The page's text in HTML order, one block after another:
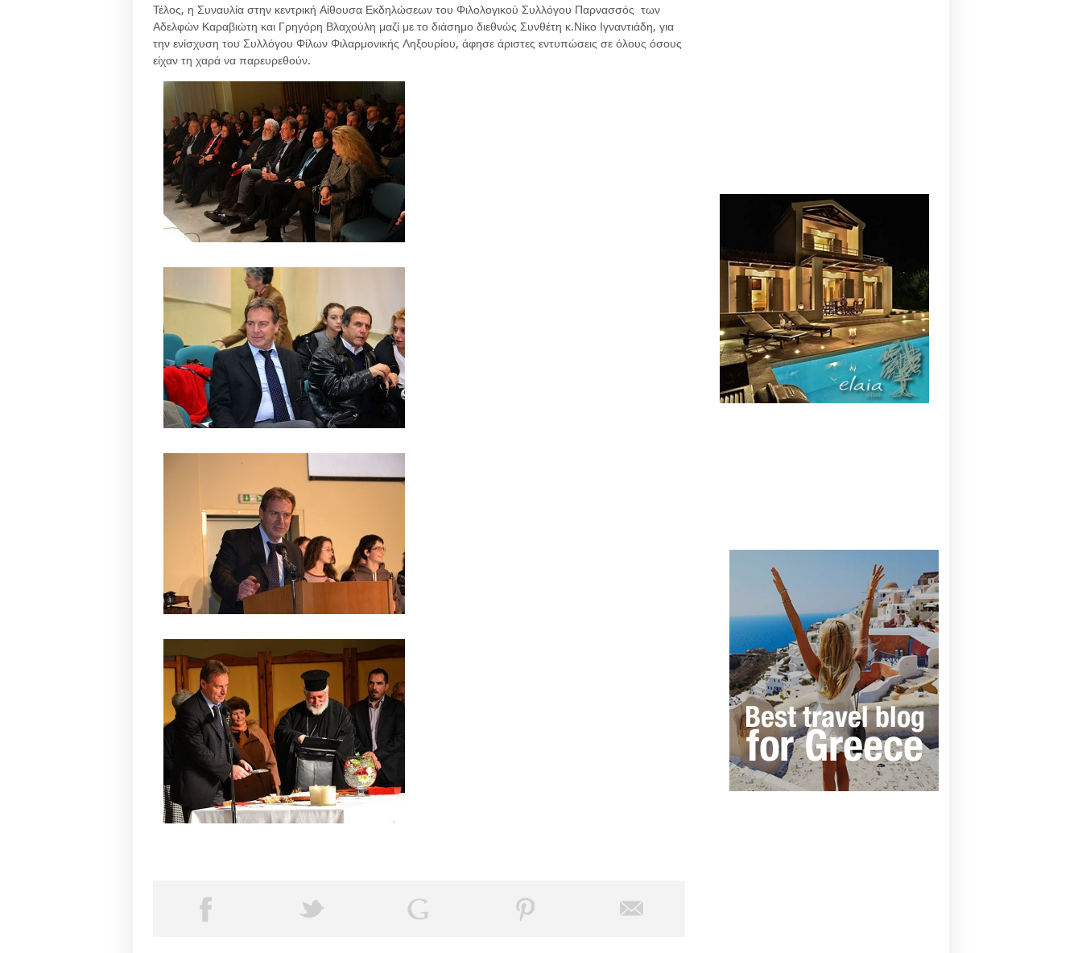
Τέλος, η Συναυλία στην κεντρική Αίθουσα Εκδηλώσεων του Φιλολογικού Συλλόγου Παρνασσός των
Αδελφών Καραβιώτη και Γρηγόρη Βλαχούλη μαζί με το διάσημο διεθνώς Συνθέτη κ.Νίκο Ιγναντιάδη, για
την ενίσχυση του Συλλόγου Φίλων Φιλαρμονικής Ληξουρίου, άφησε άριστες εντυπώσεις σε όλους όσους
είχαν τη χαρά να παρευρεθούν.